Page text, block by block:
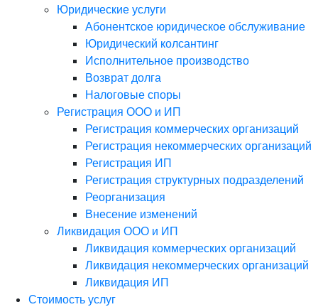
Юридические услуги
Абонентское юридическое обслуживание
Юридический колсантинг
Исполнительное производство
Возврат долга
Налоговые споры
Регистрация ООО и ИП
Регистрация коммерческих организаций
Регистрация некоммерческих организаций
Регистрация ИП
Регистрация структурных подразделений
Реорганизация
Внесение изменений
Ликвидация ООО и ИП
Ликвидация коммерческих организаций
Ликвидация некоммерческих организаций
Ликвидация ИП
Стоимость услуг